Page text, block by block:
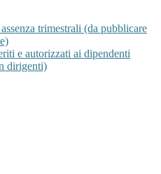
trimestrali (da pubblicare
e autorizzati ai dipendenti
dirigenti)